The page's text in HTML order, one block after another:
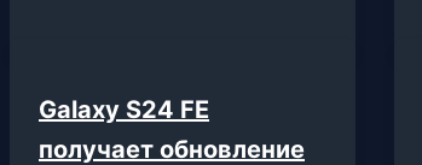
Galaxy S24 FE
получает обновление